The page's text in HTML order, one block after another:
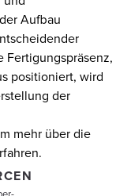
Aufbau
Fertigungspräsenz,
positioniert, wird
der
mehr über die